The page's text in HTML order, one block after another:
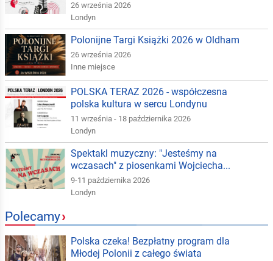
26 września 2026
Londyn
Polonijne Targi Książki 2026 w Oldham
26 września 2026
Inne miejsce
POLSKA TERAZ 2026 - współczesna
polska kultura w sercu Londynu
11 września - 18 października 2026
Londyn
Spektakl muzyczny: "Jesteśmy na
wczasach" z piosenkami Wojciecha...
9-11 października 2026
Londyn
Polecamy›
Polska czeka! Bezpłatny program dla
Młodej Polonii z całego świata